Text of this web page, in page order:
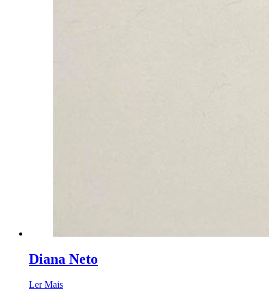
Diana Neto
Ler Mais